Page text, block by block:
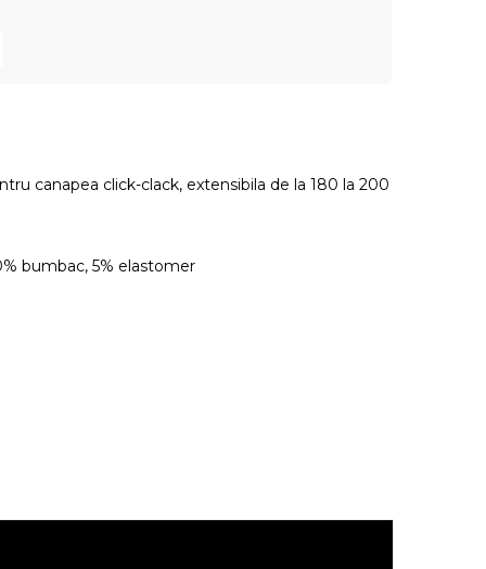
canapea click-clack, extensibila de la 180 la 200
bumbac, 5% elastomer